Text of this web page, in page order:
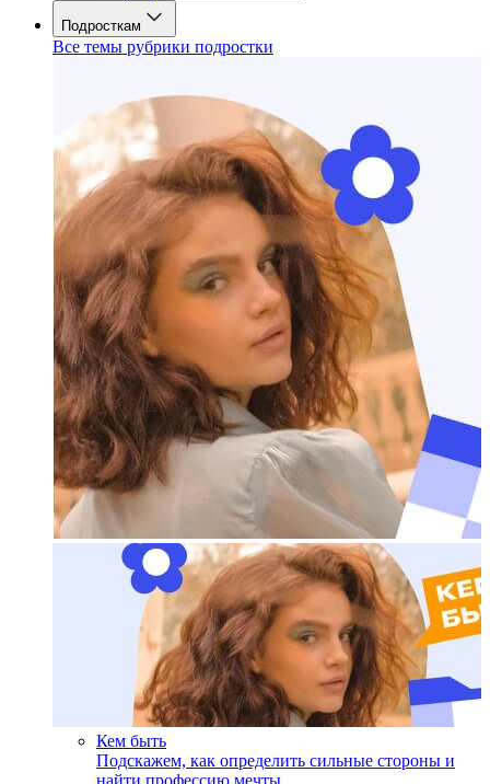
Подросткам
Все темы рубрики подростки
Кем быть
Подскажем, как определить сильные стороны и
найти профессию мечты